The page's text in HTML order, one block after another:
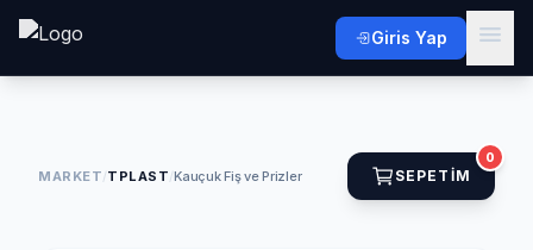
Giris Yap
MARKET/TPLAST/Kauçuk Fiş ve Prizler SEPETIM
0